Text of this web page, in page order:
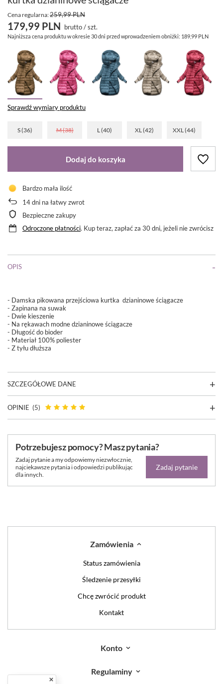
Cena regularna:259,99 PLN
179,99 PLN brutto/szt.
Najniższa cena produktu w okresie 30 dni przed wprowadzeniem obniżki: 189,99 PLN
Sprawdź wymiary produktu
S (36) M (38) L (40) XL (42) XXL (44)
Dodaj do koszyka
Bardzo mała ilość
14dni na łatwy zwrot
Bezpieczne zakupy
Odroczone płatności. Kup teraz, zapłać za 30 dni, jeżeli nie zwrócisz
OPIS
- Damska pikowana przejściowa kurtka dzianinowe ściągacze
- Zapinana na suwak
- Dwie kieszenie
- Na rękawach modne dzianinowe ściągacze
- Długość do bioder
- Materiał 100% poliester
- Z tyłu dłuższa
SZCZEGÓŁOWE DANE
OPINIE (5)
Potrzebujesz pomocy? Masz pytania?
Zadaj pytanie a my odpowiemy niezwłocznie,
najciekawsze pytania i odpowiedzi publikując
dla innych.
Zadaj pytanie
Zamówienia
Status zamówienia
Śledzenie przesyłki
Chcę zwrócić produkt
Kontakt
Konto
Regulaminy